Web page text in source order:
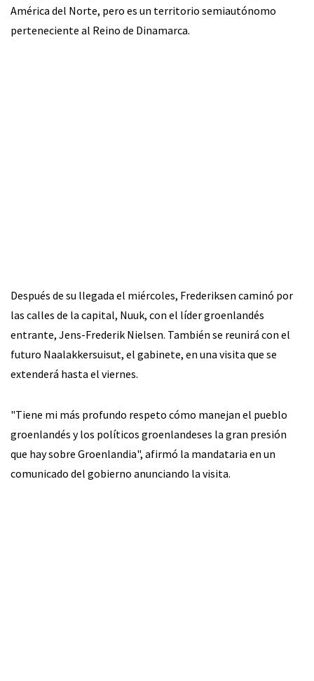
América del Norte, pero es un territorio semiautónomo
perteneciente al Reino de Dinamarca.
Después de su llegada el miércoles, Frederiksen caminó por
las calles de la capital, Nuuk, con el líder groenlandés
entrante, Jens-Frederik Nielsen. También se reunirá con el
futuro Naalakkersuisut, el gabinete, en una visita que se
extenderá hasta el viernes.
"Tiene mi más profundo respeto cómo manejan el pueblo
groenlandés y los políticos groenlandeses la gran presión
que hay sobre Groenlandia", afirmó la mandataria en un
comunicado del gobierno anunciando la visita.